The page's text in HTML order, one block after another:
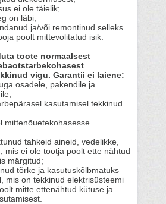
ei ole täielik;
on läbi;
ja/või remontinud selleks
poolt mittevolitatud isik.
toote normaalsest
vigu. Garantii ei laiene:
osadele, pakendile ja
kasutamisel tekkinud
mittenõuetekohasesse
tahkeid aineid, vedelikke,
mis ei ole tootja poolt ette nähtud
märgitud;
tõrke ja kasutuskõlbmatuks
mis on tekkinud elektrisüsteemi
mitte ettenähtud kütuse ja